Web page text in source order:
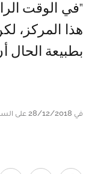
"في الوقت
هذا المركز،
بطبيعة الحال
في 28/12/2018 على الساعة 18:48